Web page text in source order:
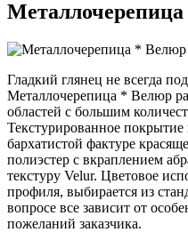
Гладкий глянец не всегда
Металлочерепица * Велюр
областей с большим
Текстурированное покрытие
бархатистой фактуре
полиэстер с вкраплением
текстуру Velur. Цветовое
профиля, выбирается из
вопросе все зависит от
пожеланий заказчика.